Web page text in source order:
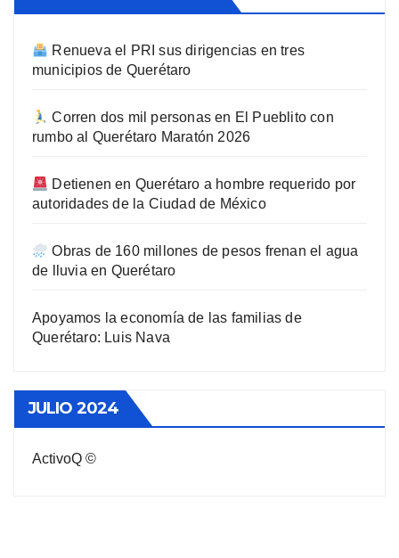
Renueva el PRI sus dirigencias en tres
municipios de Querétaro
Corren dos mil personas en El Pueblito con
rumbo al Querétaro Maratón 2026
Detienen en Querétaro a hombre requerido por
autoridades de la Ciudad de México
Obras de 160 millones de pesos frenan el agua
de lluvia en Querétaro
Apoyamos la economía de las familias de
Querétaro: Luis Nava
JULIO 2024
ActivoQ ©